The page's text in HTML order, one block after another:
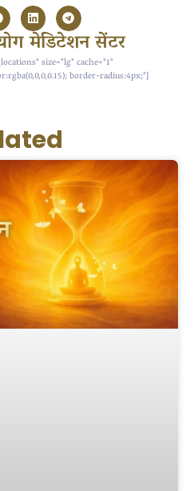
मेडिटेशन सेंटर
size="lg" cache="1"
border-radius:4px;"]